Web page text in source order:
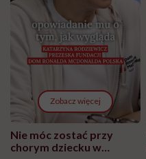
Zobacz więcej
Nie móc zostać przy
chorym dziecku w